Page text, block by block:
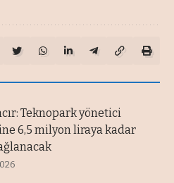
Teknopark yönetici
6,5 milyon liraya kadar